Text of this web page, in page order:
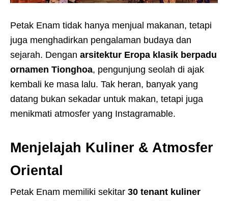
Petak Enam tidak hanya menjual makanan, tetapi
juga menghadirkan pengalaman budaya dan
sejarah. Dengan arsitektur Eropa klasik berpadu
ornamen Tionghoa, pengunjung seolah di ajak
kembali ke masa lalu. Tak heran, banyak yang
datang bukan sekadar untuk makan, tetapi juga
menikmati atmosfer yang Instagramable.
Menjelajah Kuliner & Atmosfer
Oriental
Petak Enam memiliki sekitar 30 tenant kuliner